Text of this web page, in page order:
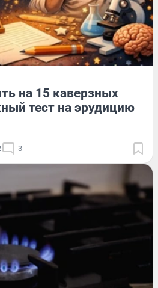
на 15 каверзных
тест на эрудицию
3